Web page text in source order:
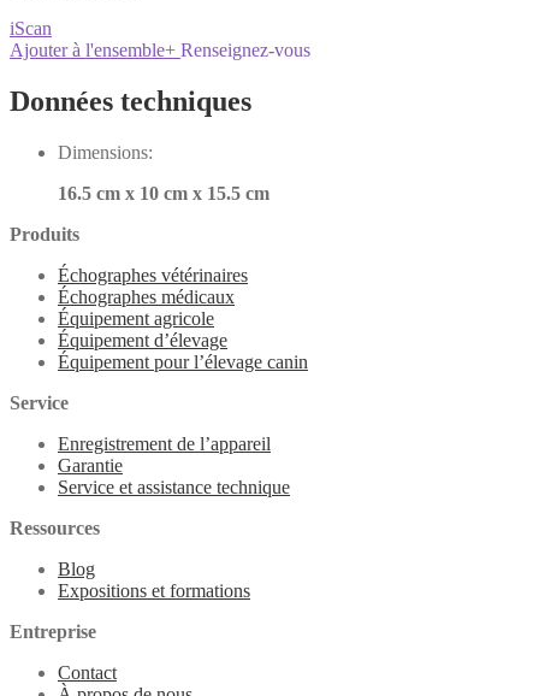
iScan
Ajouter à l'ensemble+ Renseignez-vous
Données techniques
Dimensions:
16.5 cm x 10 cm x 15.5 cm
Produits
Échographes vétérinaires
Échographes médicaux
Équipement agricole
Équipement d’élevage
Équipement pour l’élevage canin
Service
Enregistrement de l’appareil
Garantie
Service et assistance technique
Ressources
Blog
Expositions et formations
Entreprise
Contact